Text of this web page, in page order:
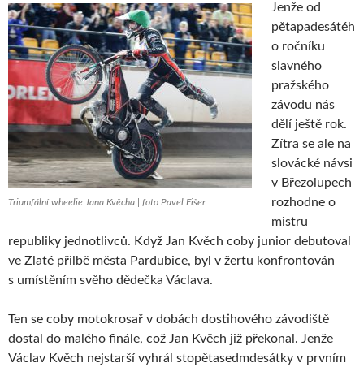
Triumfální wheelie Jana Kvěcha | foto Pavel Fišer
Jenže od
pětapadesátéh
o ročníku
slavného
pražského
závodu nás
dělí ještě rok.
Zítra se ale na
slovácké návsi
v Březolupech
rozhodne o
mistru
republiky jednotlivců. Když Jan Kvěch coby junior debutoval
ve Zlaté přilbě města Pardubice, byl v žertu konfrontován
s umístěním svěho dědečka Václava.
Ten se coby motokrosař v dobách dostihového závodiště
dostal do malého finále, což Jan Kvěch již překonal. Jenže
Václav Kvěch nejstarší vyhrál stopětasedmdesátky v prvním